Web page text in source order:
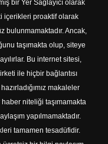
bir Yer Sağlayıcı olarak
içerikleri proaktif olarak
bulunmamaktadır. Ancak,
taşımakta olup, siteye
Bu internet sitesi,
ile hiçbir bağlantısı
makaleler
niteliği taşımamakta
yapılmamaktadır.
tamamen tesadüfidir.